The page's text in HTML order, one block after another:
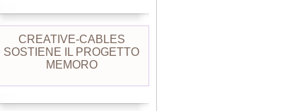
CREATIVE-CABLES
SOSTIENE IL PROGETTO
MEMORO